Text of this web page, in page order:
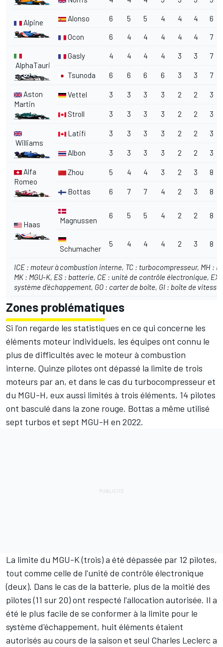
Alpine Alonso 6 5 5 4 4 4 6
Ocon 6 4 4 4 4 4 7
AlphaTauri
Gasly 4 4 4 4 3 3 7
Tsunoda 6 6 6 6 3 3 7
Aston
Martin
Vettel 3 3 3 3 2 2 3
Stroll 3 3 3 3 2 2 3
Williams
Latifi 3 3 3 3 2 2 3
Albon 3 3 3 3 2 2 3
Alfa
Romeo
Zhou 5 4 4 3 2 3 8
Bottas 6 7 7 4 2 3 8
Haas Magnussen
6 5 5 4 2 2 8
Schumacher
5 4 4 4 2 3 8
ICE : moteur à combustion interne, TC : turbocompresseur, MH :
MK : MGU-K, ES : batterie, CE : unité de contrôle électronique, EX :
système d'échappement, GO : carter de boîte, GI : boîte de
Zones problématiques
Si l'on regarde les statistiques en ce qui concerne les
éléments moteur individuels, les équipes ont connu le
plus de difficultés avec le moteur à combustion
interne. Quinze pilotes ont dépassé la limite de trois
moteurs par an, et dans le cas du turbocompresseur et
du MGU-H, eux aussi limités à trois éléments, 14 pilotes
ont basculé dans la zone rouge. Bottas a même utilisé
sept turbos et sept MGU-H en 2022.
La limite du MGU-K (trois) a été dépassée par 12 pilotes,
tout comme celle de l'unité de contrôle électronique
(deux). Dans le cas de la batterie, plus de la moitié des
pilotes (11 sur 20) ont respecté l'allocation autorisée. Il a
été le plus facile de se conformer à la limite pour le
système d'échappement, huit éléments étaient
autorisés au cours de la saison et seul Charles Leclerc a